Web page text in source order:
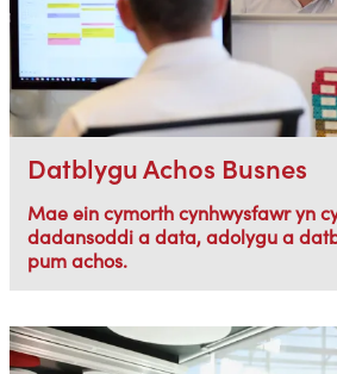
Datblygu Achos Busnes
Mae ein cymorth cynhwysfawr yn
dadansoddi a data, adolygu a
pum achos.